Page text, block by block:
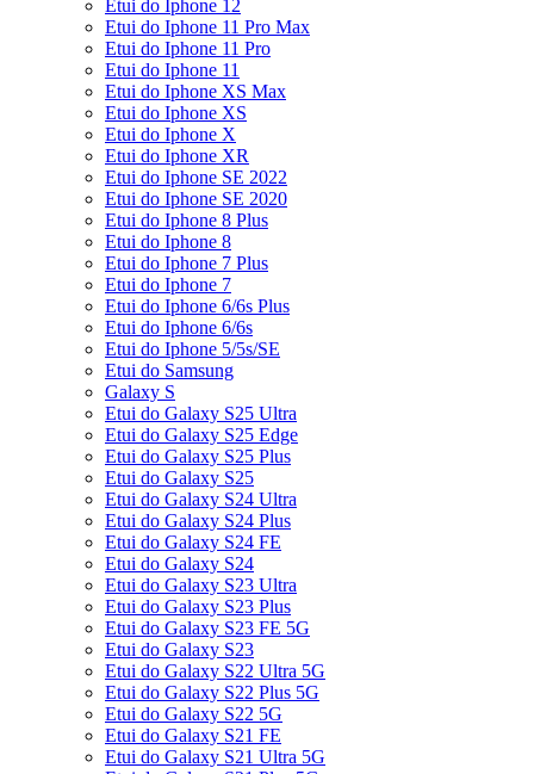
Etui do Iphone 12
Etui do Iphone 11 Pro Max
Etui do Iphone 11 Pro
Etui do Iphone 11
Etui do Iphone XS Max
Etui do Iphone XS
Etui do Iphone X
Etui do Iphone XR
Etui do Iphone SE 2022
Etui do Iphone SE 2020
Etui do Iphone 8 Plus
Etui do Iphone 8
Etui do Iphone 7 Plus
Etui do Iphone 7
Etui do Iphone 6/6s Plus
Etui do Iphone 6/6s
Etui do Iphone 5/5s/SE
Etui do Samsung
Galaxy S
Etui do Galaxy S25 Ultra
Etui do Galaxy S25 Edge
Etui do Galaxy S25 Plus
Etui do Galaxy S25
Etui do Galaxy S24 Ultra
Etui do Galaxy S24 Plus
Etui do Galaxy S24 FE
Etui do Galaxy S24
Etui do Galaxy S23 Ultra
Etui do Galaxy S23 Plus
Etui do Galaxy S23 FE 5G
Etui do Galaxy S23
Etui do Galaxy S22 Ultra 5G
Etui do Galaxy S22 Plus 5G
Etui do Galaxy S22 5G
Etui do Galaxy S21 FE
Etui do Galaxy S21 Ultra 5G